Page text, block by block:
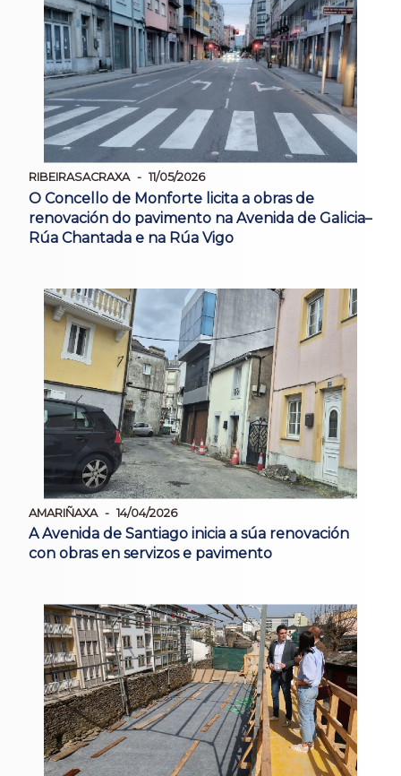
RIBEIRASACRAXA 11/05/2026
O Concello de Monforte licita a obras de
renovación do pavimento na Avenida de Galicia–
Rúa Chantada e na Rúa Vigo
AMARIÑAXA 14/04/2026
A Avenida de Santiago inicia a súa renovación
con obras en servizos e pavimento